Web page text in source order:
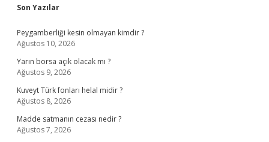
Sidebar
Son Yazılar
Peygamberliği kesin olmayan kimdir ?
Ağustos 10, 2026
Yarın borsa açık olacak mı ?
Ağustos 9, 2026
Kuveyt Türk fonları helal midir ?
Ağustos 8, 2026
Madde satmanın cezası nedir ?
Ağustos 7, 2026